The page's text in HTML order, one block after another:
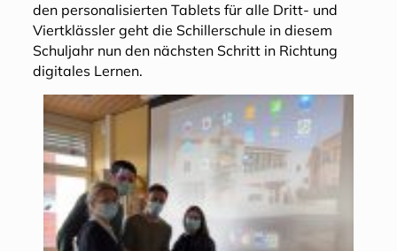
den personalisierten Tablets für alle Dritt- und
Viertklässler geht die Schillerschule in diesem
Schuljahr nun den nächsten Schritt in Richtung
digitales Lernen.